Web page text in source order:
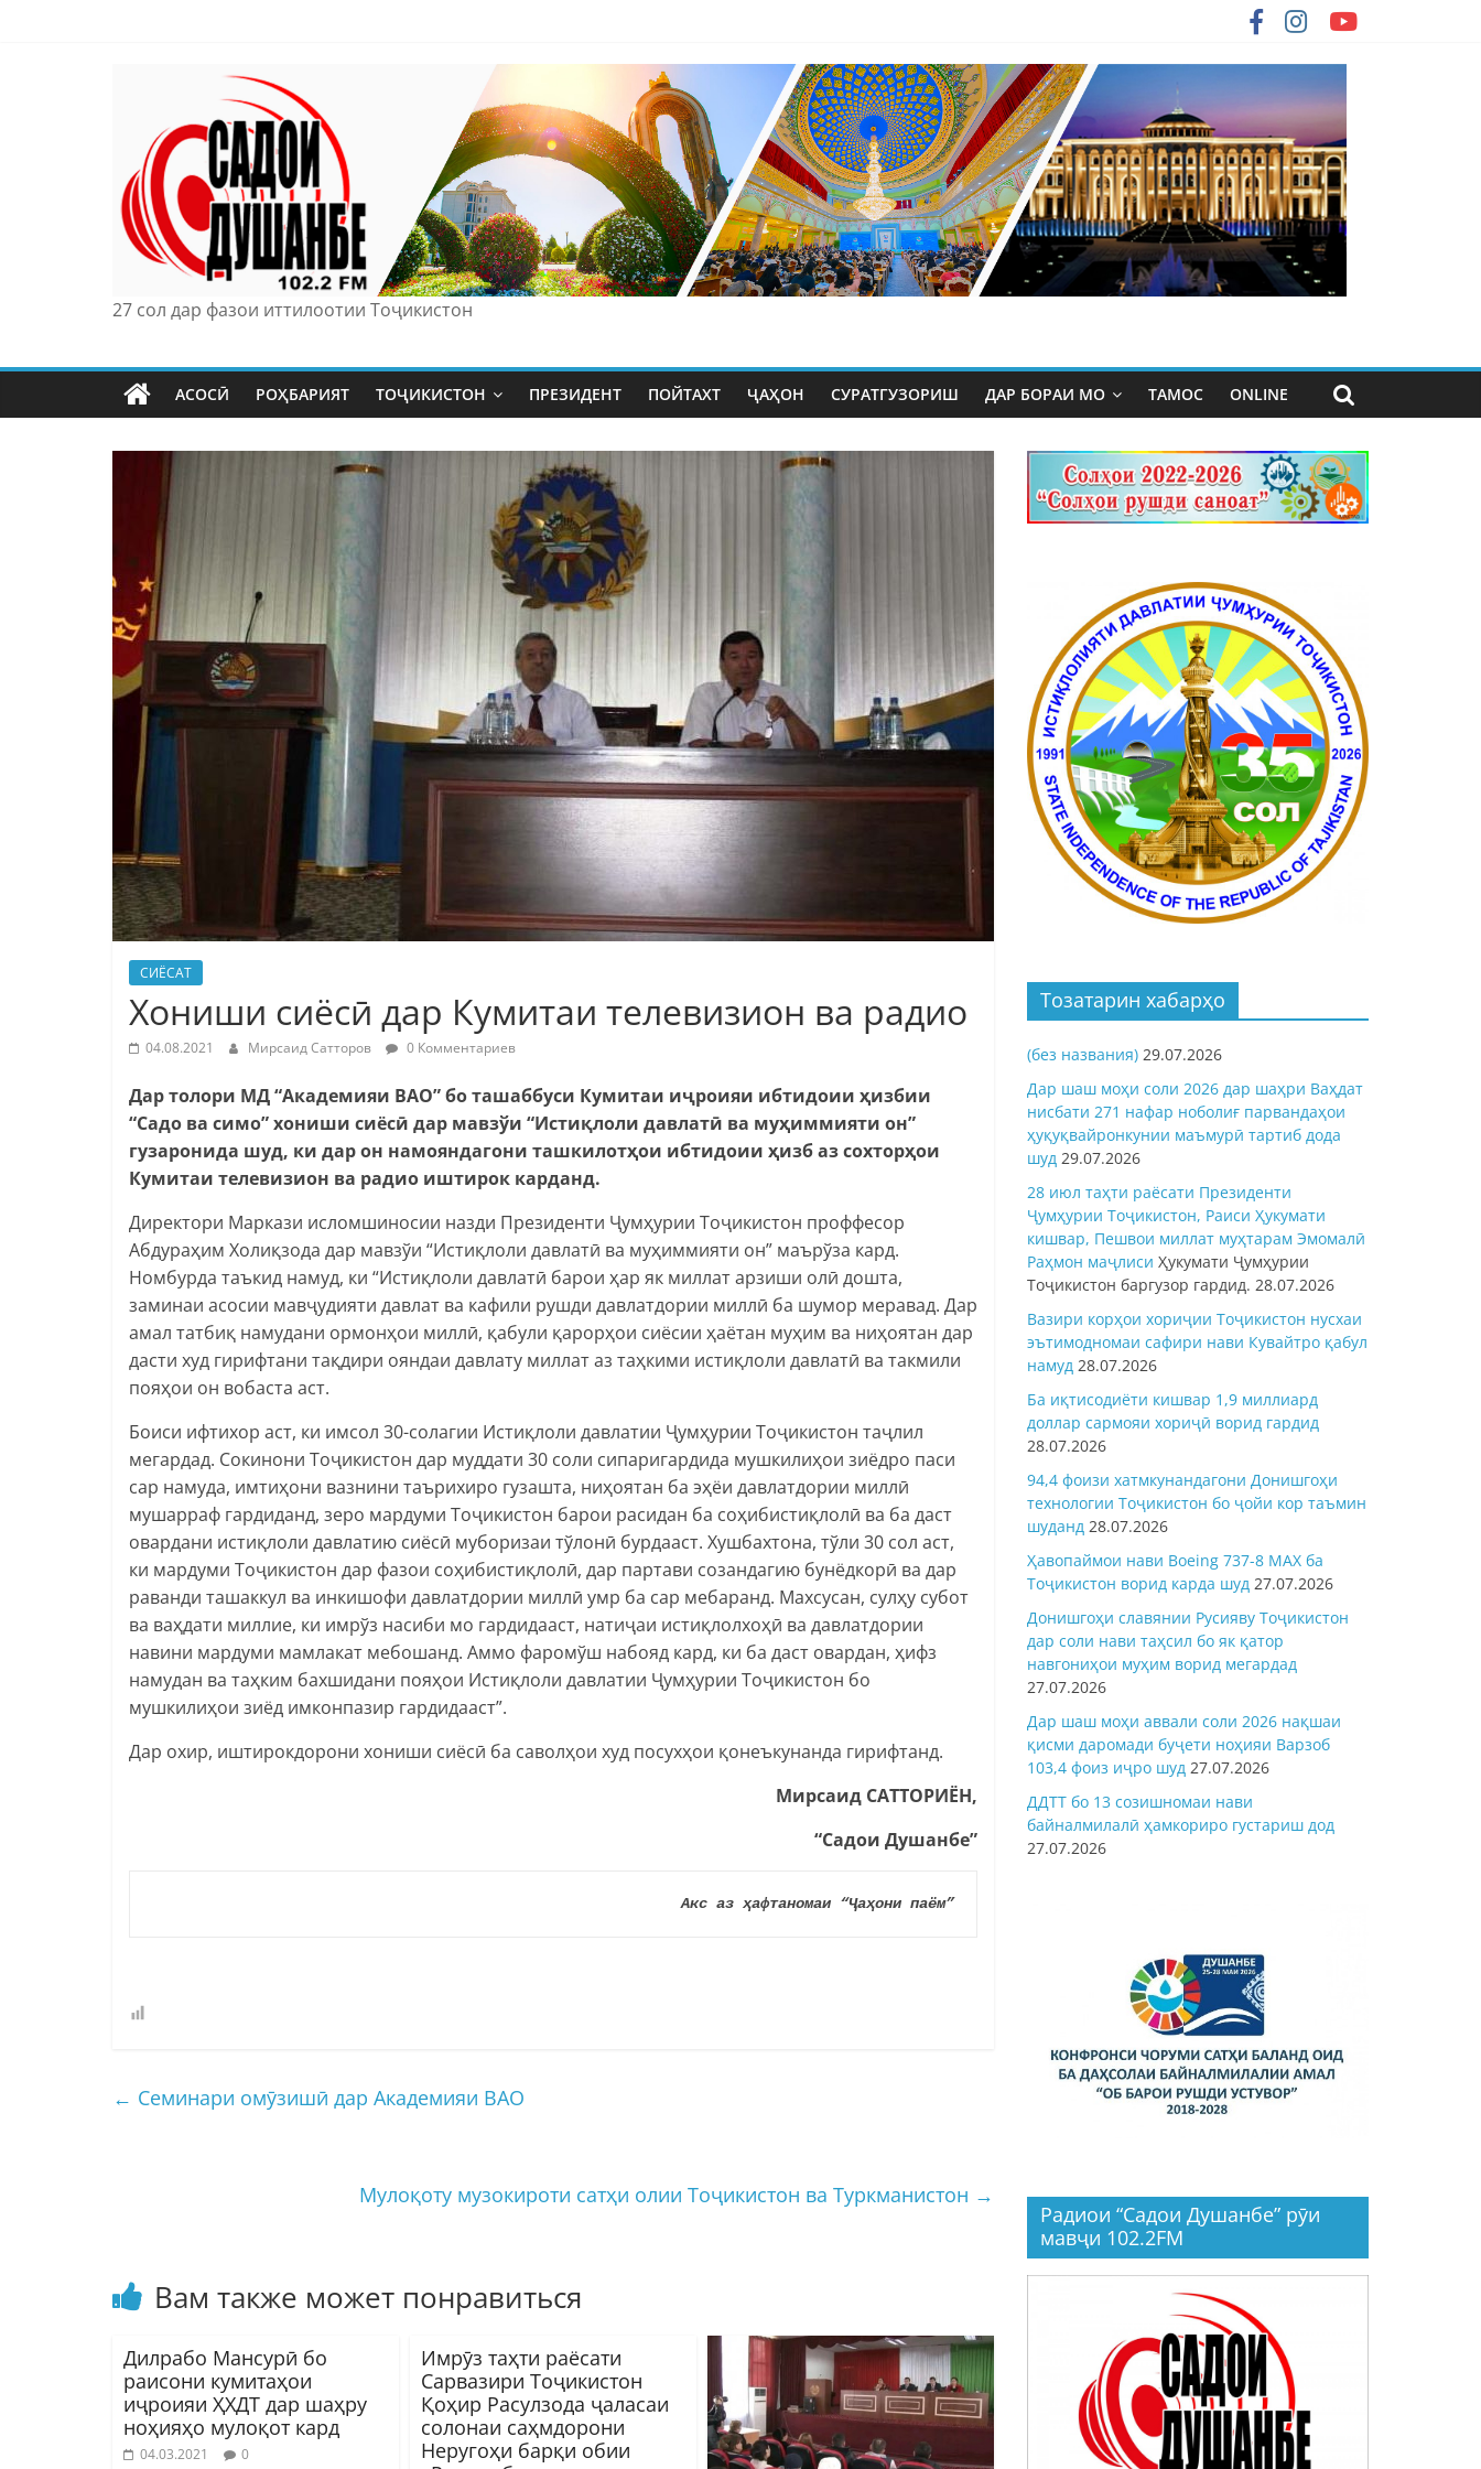
27 сол дар фазои иттилоотии Тоҷикистон
АСОСӢ РОҲБАРИЯТ ТОҶИКИСТОН ПРЕЗИДЕНТ ПОЙТАХТ ҶАҲОН СУРАТГУЗОРИШ ДАР БОРАИ МО ТАМОС ONLINE
СИЁСАТ
Хониши сиёсӣ дар Кумитаи телевизион ва радио
04.08.2021 Мирсаид Сатторов 0 Комментариев
Дар толори МД “Академияи ВАО” бо ташаббуси Кумитаи иҷроияи ибтидоии ҳизбии
“Садо ва симо” хониши сиёсӣ дар мавзўи “Истиқлоли давлатӣ ва муҳиммияти он”
гузаронида шуд, ки дар он намояндагони ташкилотҳои ибтидоии ҳизб аз сохторҳои
Кумитаи телевизион ва радио иштирок карданд.
Директори Маркази исломшиносии назди Президенти Ҷумҳурии Тоҷикистон проффесор
Абдураҳим Холиқзода дар мавзўи “Истиқлоли давлатӣ ва муҳиммияти он” маърўза кард.
Номбурда таъкид намуд, ки “Истиқлоли давлатӣ барои ҳар як миллат арзиши олӣ дошта,
заминаи асосии мавҷудияти давлат ва кафили рушди давлатдории миллӣ ба шумор меравад. Дар
амал татбиқ намудани ормонҳои миллӣ, қабули қарорҳои сиёсии ҳаётан муҳим ва ниҳоятан дар
дасти худ гирифтани тақдири ояндаи давлату миллат аз таҳкими истиқлоли давлатӣ ва такмили
пояҳои он вобаста аст.
Боиси ифтихор аст, ки имсол 30-солагии Истиқлоли давлатии Ҷумҳурии Тоҷикистон таҷлил
мегардад. Сокинони Тоҷикистон дар муддати 30 соли сипаригардида мушкилиҳои зиёдро паси
сар намуда, имтиҳони вазнини таърихиро гузашта, ниҳоятан ба эҳёи давлатдории миллӣ
мушарраф гардиданд, зеро мардуми Тоҷикистон барои расидан ба соҳибистиқлолӣ ва ба даст
овардани истиқлоли давлатию сиёсӣ муборизаи тўлонӣ бурдааст. Хушбахтона, тўли 30 сол аст,
ки мардуми Тоҷикистон дар фазои соҳибистиқлолӣ, дар партави созандагию бунёдкорӣ ва дар
раванди ташаккул ва инкишофи давлатдории миллӣ умр ба сар мебаранд. Махсусан, сулҳу субот
ва ваҳдати миллие, ки имрўз насиби мо гардидааст, натиҷаи истиқлолхоҳӣ ва давлатдории
навини мардуми мамлакат мебошанд. Аммо фаромўш набояд кард, ки ба даст овардан, ҳифз
намудан ва таҳким бахшидани пояҳои Истиқлоли давлатии Ҷумҳурии Тоҷикистон бо
мушкилиҳои зиёд имконпазир гардидааст”.
Дар охир, иштирокдорони хониши сиёсӣ ба саволҳои худ посухҳои қонеъкунанда гирифтанд.
Мирсаид САТТОРИЁН,
“Садои Душанбе”
Акс аз ҳафтаномаи “Ҷаҳони паём”
← Семинари омӯзишӣ дар Академияи ВАО
Мулоқоту музокироти сатҳи олии Тоҷикистон ва Туркманистон →
Вам также может понравиться
Дилрабо Мансурӣ бо
раисони кумитаҳои
иҷроияи ҲХДТ дар шаҳру
ноҳияҳо мулоқот кард
04.03.2021 0
Имрӯз таҳти раёсати
Сарвазири Тоҷикистон
Қоҳир Расулзода ҷаласаи
солонаи саҳмдорони
Неругоҳи барқи обии
Тозатарин хабарҳо
(без названия) 29.07.2026
Дар шаш моҳи соли 2026 дар шаҳри Ваҳдат
нисбати 271 нафар ноболиғ парвандаҳои
ҳуқуқвайронкунии маъмурӣ тартиб дода
шуд 29.07.2026
28 июл таҳти раёсати Президенти
Ҷумҳурии Тоҷикистон, Раиси Ҳукумати
кишвар, Пешвои миллат муҳтарам Эмомалӣ
Раҳмон маҷлиси Ҳукумати Ҷумҳурии
Тоҷикистон баргузор гардид. 28.07.2026
Вазири корҳои хориҷии Тоҷикистон нусхаи
эътимодномаи сафири нави Кувайтро қабул
намуд 28.07.2026
Ба иқтисодиёти кишвар 1,9 миллиард
доллар сармояи хориҷӣ ворид гардид
28.07.2026
94,4 фоизи хатмкунандагони Донишгоҳи
технологии Тоҷикистон бо ҷойи кор таъмин
шуданд 28.07.2026
Ҳавопаймои нави Boeing 737-8 MAX ба
Тоҷикистон ворид карда шуд 27.07.2026
Донишгоҳи славянии Русияву Тоҷикистон
дар соли нави таҳсил бо як қатор
навгониҳои муҳим ворид мегардад
27.07.2026
Дар шаш моҳи аввали соли 2026 нақшаи
қисми даромади буҷети ноҳияи Варзоб
103,4 фоиз иҷро шуд 27.07.2026
ДДТТ бо 13 созишномаи нави
байналмилалӣ ҳамкориро густариш дод
27.07.2026
Радиои “Садои Душанбе” рӯи
мавҷи 102.2FM